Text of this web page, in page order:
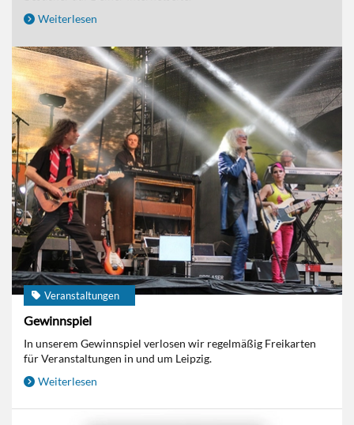
Weiterlesen
Veranstaltungen
Gewinnspiel
In unserem Gewinnspiel verlosen wir regelmäßig Freikarten
für Veranstaltungen in und um Leipzig.
Weiterlesen